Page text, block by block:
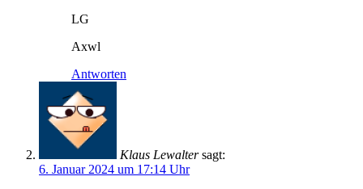
LG
Axwl
Antworten
Klaus Lewalter sagt:
6. Januar 2024 um 17:14 Uhr